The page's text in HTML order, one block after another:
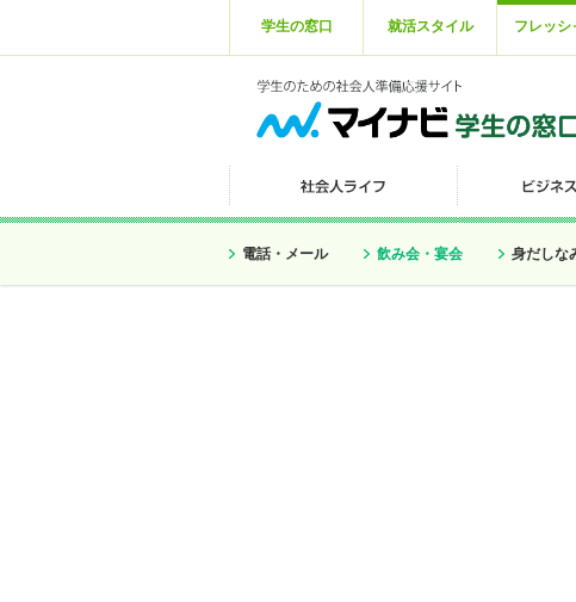
学生の窓口 就活スタイル フレッシ
電話・メール 飲み会・宴会 身だしな